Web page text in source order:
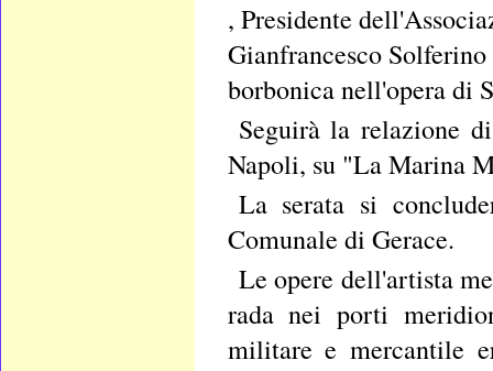
, Presidente
Gianfrancesco
borbonica nell'opera di
Seguirà la relazione
Napoli, su "La Marina
La serata si
Comunale di Gerace.
Le opere dell'artista
rada nei porti
militare e mercantile